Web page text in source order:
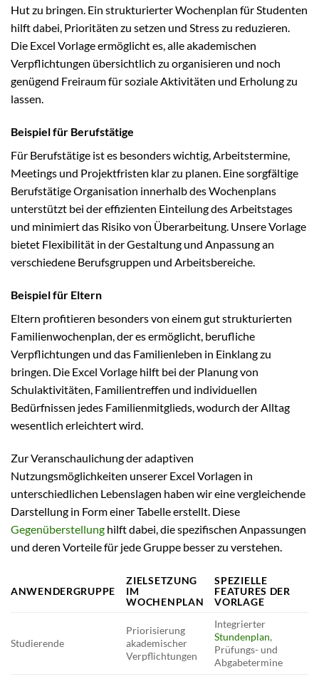
Hut zu bringen. Ein strukturierter Wochenplan für Studenten
hilft dabei, Prioritäten zu setzen und Stress zu reduzieren.
Die Excel Vorlage ermöglicht es, alle akademischen
Verpflichtungen übersichtlich zu organisieren und noch
genügend Freiraum für soziale Aktivitäten und Erholung zu
lassen.
Beispiel für Berufstätige
Für Berufstätige ist es besonders wichtig, Arbeitstermine,
Meetings und Projektfristen klar zu planen. Eine sorgfältige
Berufstätige Organisation innerhalb des Wochenplans
unterstützt bei der effizienten Einteilung des Arbeitstages
und minimiert das Risiko von Überarbeitung. Unsere Vorlage
bietet Flexibilität in der Gestaltung und Anpassung an
verschiedene Berufsgruppen und Arbeitsbereiche.
Beispiel für Eltern
Eltern profitieren besonders von einem gut strukturierten
Familienwochenplan, der es ermöglicht, berufliche
Verpflichtungen und das Familienleben in Einklang zu
bringen. Die Excel Vorlage hilft bei der Planung von
Schulaktivitäten, Familientreffen und individuellen
Bedürfnissen jedes Familienmitglieds, wodurch der Alltag
wesentlich erleichtert wird.
Zur Veranschaulichung der adaptiven
Nutzungsmöglichkeiten unserer Excel Vorlagen in
unterschiedlichen Lebenslagen haben wir eine vergleichende
Darstellung in Form einer Tabelle erstellt. Diese
Gegenüberstellung hilft dabei, die spezifischen Anpassungen
und deren Vorteile für jede Gruppe besser zu verstehen.
ANWENDERGRUPPE
ZIELSETZUNG
IM
WOCHENPLAN
SPEZIELLE
FEATURES DER
VORLAGE
Studierende
Priorisierung
akademischer
Verpflichtungen
Integrierter
Stundenplan,
Prüfungs- und
Abgabetermine